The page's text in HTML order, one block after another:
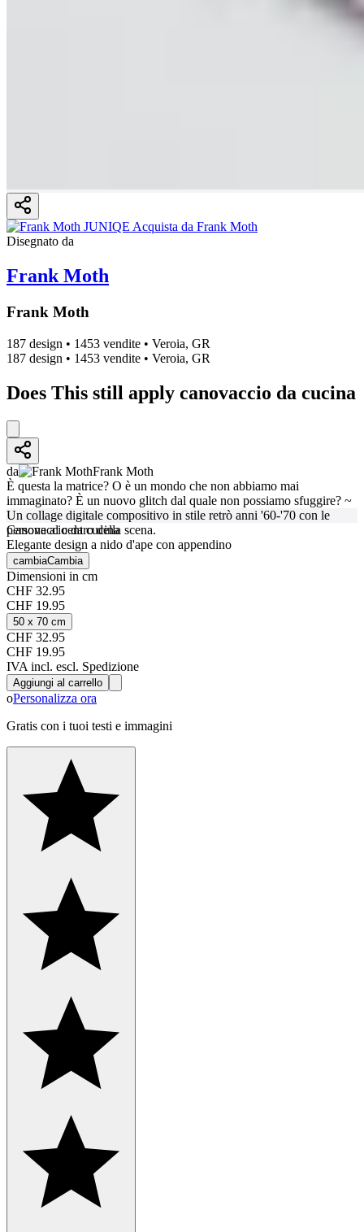
Disegnato da
Frank Moth
Frank Moth
187 design • 1453 vendite • Veroia, GR
187 design • 1453 vendite • Veroia, GR
Does This still apply canovaccio da cucina
da
Frank Moth
È questa la matrice? O è un mondo che non abbiamo mai
immaginato? È un nuovo glitch dal quale non possiamo sfuggire? ~
Un collage digitale compositivo in stile retrò anni '60-'70 con le
persone al centro della scena.
Canovaccio da cucina
Elegante design a nido d'ape con appendino
cambiaCambia
Dimensioni in cm
CHF 32.95
CHF 19.95
50 x 70 cm
CHF 32.95
CHF 19.95
IVA incl. escl. Spedizione
Aggiungi al carrello
oPersonalizza ora
Gratis con i tuoi testi e immagini